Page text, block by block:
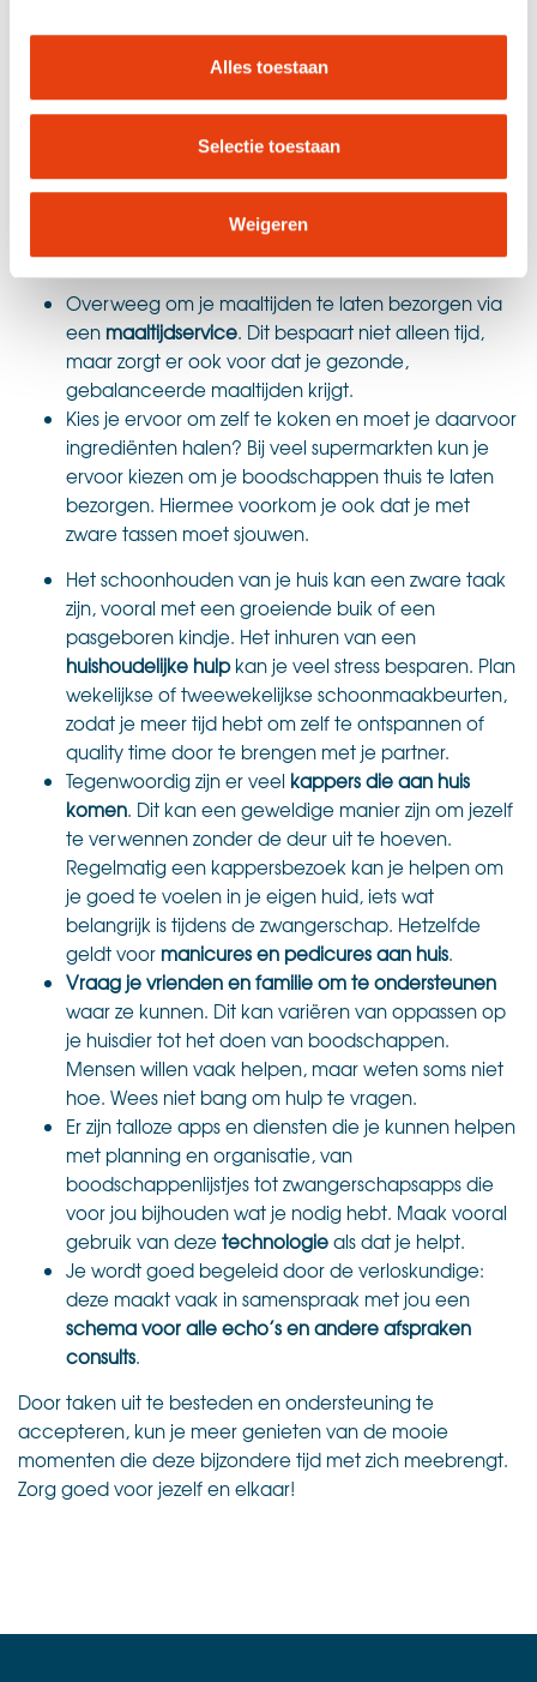
Alles toestaan
Selectie toestaan
Weigeren
Kortom, je staat voor een spannende en soms ook
overweldigende tijd. Het is belangrijk om deze periode zo
aangenaam mogelijk te maken en het uitbesteden van
bepaalde taken kan daar enorm bij helpen. Hier zijn
enkele tips om het leven gemakkelijker te maken tijdens
de zwangerschap en na de bevalling.
Overweeg om je maaltijden te laten bezorgen via
een maaltijdservice. Dit bespaart niet alleen tijd,
maar zorgt er ook voor dat je gezonde,
gebalanceerde maaltijden krijgt.
Kies je ervoor om zelf te koken en moet je daarvoor
ingrediënten halen? Bij veel supermarkten kun je
ervoor kiezen om je boodschappen thuis te laten
bezorgen. Hiermee voorkom je ook dat je met
zware tassen moet sjouwen.
Het schoonhouden van je huis kan een zware taak
zijn, vooral met een groeiende buik of een
pasgeboren kindje. Het inhuren van een
huishoudelijke hulpkan je veel stress besparen. Plan
wekelijkse of tweewekelijkse schoonmaakbeurten,
zodat je meer tijd hebt om zelf te ontspannen of
quality time door te brengen met je partner.
Tegenwoordig zijn er veel kappers die aan huis
komen. Dit kan een geweldige manier zijn om jezelf
te verwennen zonder de deur uit te hoeven.
Regelmatig een kappersbezoek kan je helpen om
je goed te voelen in je eigen huid, iets wat
belangrijk is tijdens de zwangerschap. Hetzelfde
geldt voor manicures en pedicures aan huis.
Vraag je vrienden en familie om te ondersteunen
waar ze kunnen. Dit kan variëren van oppassen op
je huisdier tot het doen van boodschappen.
Mensen willen vaak helpen, maar weten soms niet
hoe. Wees niet bang om hulp te vragen.
Er zijn talloze apps en diensten die je kunnen helpen
met planning en organisatie, van
boodschappenlijstjes tot zwangerschapsapps die
voor jou bijhouden wat je nodig hebt. Maak vooral
gebruik van dezetechnologieals dat je helpt.
Je wordt goed begeleid door de verloskundige:
deze maakt vaak in samenspraak met jou een
schema voor alle echo’s en andere afspraken
consults.
Door taken uit te besteden en ondersteuning te
accepteren, kun je meer genieten van de mooie
momenten die deze bijzondere tijd met zich meebrengt.
Zorg goed voor jezelf en elkaar!